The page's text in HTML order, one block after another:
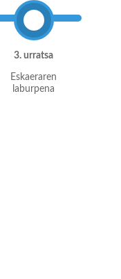
3. urratsa
Eskaeraren
laburpena